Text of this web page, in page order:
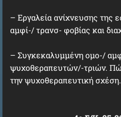
– Εργαλεία ανίχνευσης της
αμφί-/ τρανσ- φοβίας και
– Συγκεκαλυμμένη ομο-/
ψυχοθεραπευτών/-τριών.
την ψυχοθεραπευτική σχέση.